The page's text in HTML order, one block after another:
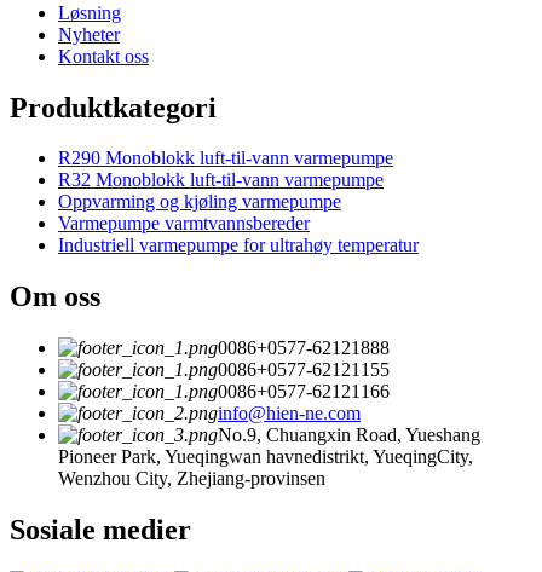
Løsning
Nyheter
Kontakt oss
Produktkategori
R290 Monoblokk luft-til-vann varmepumpe
R32 Monoblokk luft-til-vann varmepumpe
Oppvarming og kjøling varmepumpe
Varmepumpe varmtvannsbereder
Industriell varmepumpe for ultrahøy temperatur
Om oss
0086+0577-62121888
0086+0577-62121155
0086+0577-62121166
info@hien-ne.com
No.9, Chuangxin Road, Yueshang
Pioneer Park, Yueqingwan havnedistrikt, YueqingCity,
Wenzhou City, Zhejiang-provinsen
Sosiale medier